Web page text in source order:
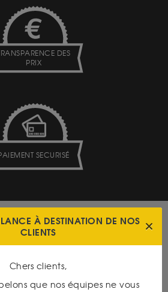
DES
PRIX
SECURISÉ
SUR LE
À DESTINATION DE NOS
CLIENTS
Chers clients,
que nos équipes ne vous